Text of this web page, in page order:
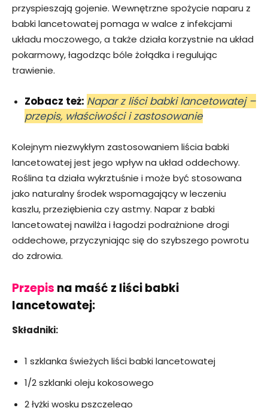
przyspieszają gojenie. Wewnętrzne spożycie naparu z
babki lancetowatej pomaga w walce z infekcjami
układu moczowego, a także działa korzystnie na układ
pokarmowy, łagodząc bóle żołądka i regulując
trawienie.
Zobacz też: Napar z liści babki lancetowatej –
przepis, właściwości i zastosowanie
Kolejnym niezwykłym zastosowaniem liścia babki
lancetowatej jest jego wpływ na układ oddechowy.
Roślina ta działa wykrztuśnie i może być stosowana
jako naturalny środek wspomagający w leczeniu
kaszlu, przeziębienia czy astmy. Napar z babki
lancetowatej nawilża i łagodzi podrażnione drogi
oddechowe, przyczyniając się do szybszego powrotu
do zdrowia.
Przepis na maść z liści babki
lancetowatej:
Składniki:
1 szklanka świeżych liści babki lancetowatej
1/2 szklanki oleju kokosowego
2 łyżki wosku pszczelego